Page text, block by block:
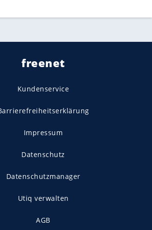
freenet
Kundenservice
Impressum
Datenschutz
Datenschutzmanager
Utiq verwalten
AGB